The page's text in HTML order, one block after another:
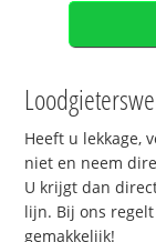
Heeft u lekkage,
niet en neem
U krijgt dan
lijn. Bij ons
gemakkelijk!